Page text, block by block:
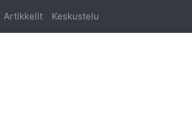
Artikkelit Keskustelu